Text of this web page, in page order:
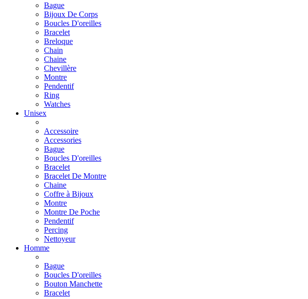
Bague
Bijoux De Corps
Boucles D'oreilles
Bracelet
Breloque
Chain
Chaine
Chevillère
Montre
Pendentif
Ring
Watches
Unisex
Accessoire
Accessories
Bague
Boucles D'oreilles
Bracelet
Bracelet De Montre
Chaine
Coffre à Bijoux
Montre
Montre De Poche
Pendentif
Percing
Nettoyeur
Homme
Bague
Boucles D'oreilles
Bouton Manchette
Bracelet